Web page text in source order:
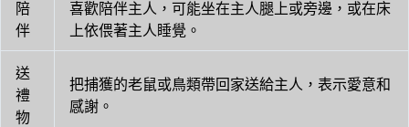
陪
伴
喜歡陪伴主人，可能坐在主人腿上或旁邊，或在床
上依偎著主人睡覺。
送
禮
物
把捕獲的老鼠或鳥類帶回家送給主人，表示愛意和
感謝。